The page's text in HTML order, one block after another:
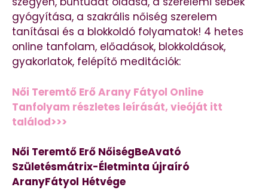
gyógyítása, a szakrális nőiség szerelem
tanításai és a blokkoldó folyamatok! 4 hetes
online tanfolam, előadások, blokkoldások,
gyakorlatok, felépítő meditációk:
Női Teremtő Erő Arany Fátyol Online
Tanfolyam részletes leírását, vieóját itt
találod>>>
Női Teremtő Erő NőiségBeAvató
Születésmátrix-Életminta újraíró
AranyFátyol Hétvége